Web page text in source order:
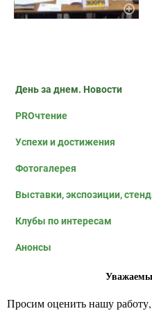
День за днем. Новости
PROчтение
Успехи и достижения
Фотогалерея
Выставки, экспозиции,
Клубы по интересам
Анонсы
Просим оценить нашу